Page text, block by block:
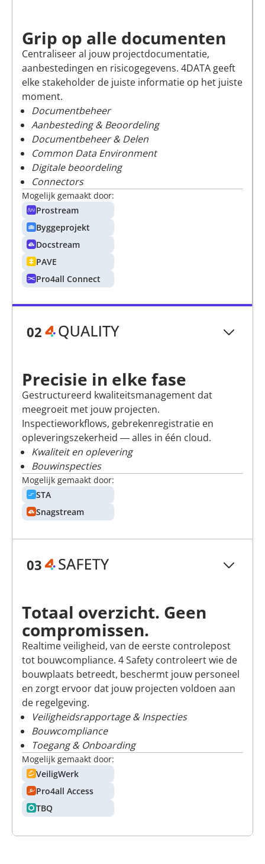
Grip op alle documenten
Centraliseer al jouw projectdocumentatie,
aanbestedingen en risicogegevens. 4DATA geeft
elke stakeholder de juiste informatie op het juiste
moment.
Documentbeheer
Aanbesteding & Beoordeling
Documentbeheer & Delen
Common Data Environment
Digitale beoordeling
Connectors
Mogelijk gemaakt door:
Prostream
Byggeprojekt
Docstream
PAVE
Pro4all Connect
02
Precisie in elke fase
Gestructureerd kwaliteitsmanagement dat
meegroeit met jouw projecten.
Inspectieworkflows, gebrekenregistratie en
opleveringszekerheid — alles in één cloud.
Kwaliteit en oplevering
Bouwinspecties
Mogelijk gemaakt door:
STA
Snagstream
03
Totaal overzicht. Geen
compromissen.
Realtime veiligheid, van de eerste controlepost
tot bouwcompliance. 4 Safety controleert wie de
bouwplaats betreedt, beschermt jouw personeel
en zorgt ervoor dat jouw projecten voldoen aan
de regelgeving.
Veiligheidsrapportage & Inspecties
Bouwcompliance
Toegang & Onboarding
Mogelijk gemaakt door:
VeiligWerk
Pro4all Access
TBQ